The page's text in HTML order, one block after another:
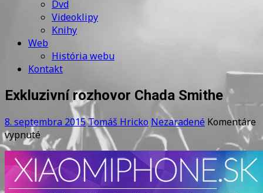
Dvd
Videoklipy
Knihy
Web
História webu
Kontakt
Exkluzivní rozhovor Chada Smithe
8. septembra 2015Tomáš Hricko Nezaradené Komentáre
vypnuté na
Exkluzivní
rozhovor
Chada
Smithe